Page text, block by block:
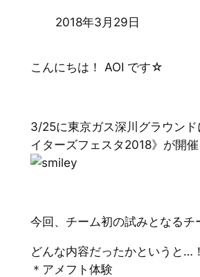
2018年3月29日
こんにちは！ AOI です☆
3/25に東京ガス深川グラウンド
イターズフェスタ2018》が開
今回、チーム初の試みとなる
どんな内容だったかというと…
＊アメフト体験